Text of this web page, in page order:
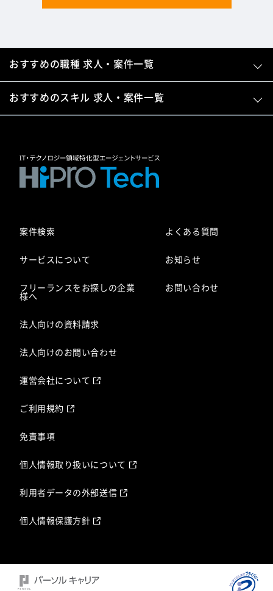
おすすめの職種 求人・案件一覧
おすすめのスキル 求人・案件一覧
案件検索
サービスについて
フリーランスをお探しの企業
様へ
法人向けの資料請求
法人向けのお問い合わせ
よくある質問
お知らせ
お問い合わせ
運営会社について
ご利用規約
免責事項
個人情報取り扱いについて
利用者データの外部送信
個人情報保護方針